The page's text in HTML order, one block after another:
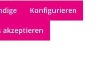
Konfigurieren
akzeptieren